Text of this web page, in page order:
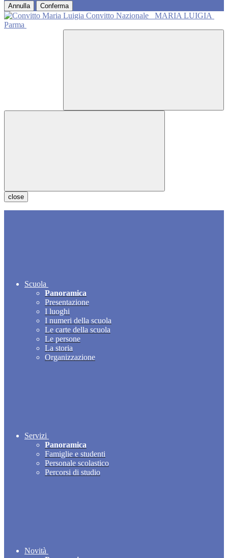
Annulla Conferma
Convitto Nazionale
MARIA LUIGIA
Parma
close
Scuola
Panoramica
Presentazione
I luoghi
I numeri della scuola
Le carte della scuola
Le persone
La storia
Organizzazione
Servizi
Panoramica
Famiglie e studenti
Personale scolastico
Percorsi di studio
Novità